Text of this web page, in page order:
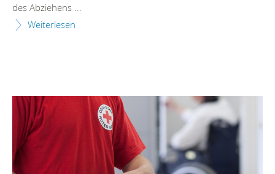
des Abziehens ...
Weiterlesen